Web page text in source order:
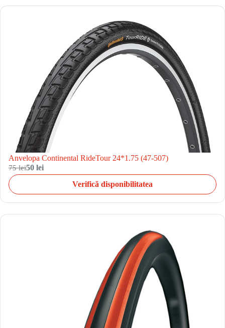
Anvelopa Continental RideTour 24*1.75 (47-507)
75 lei50 lei
Verifică disponibilitatea